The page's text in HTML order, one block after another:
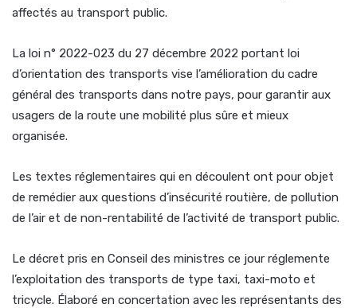
affectés au transport public.
La loi n° 2022-023 du 27 décembre 2022 portant loi
d’orientation des transports vise l’amélioration du cadre
général des transports dans notre pays, pour garantir aux
usagers de la route une mobilité plus sûre et mieux
organisée.
Les textes réglementaires qui en découlent ont pour objet
de remédier aux questions d’insécurité routière, de pollution
de l’air et de non-rentabilité de l’activité de transport public.
Le décret pris en Conseil des ministres ce jour réglemente
l’exploitation des transports de type taxi, taxi-moto et
tricycle. Élaboré en concertation avec les représentants des